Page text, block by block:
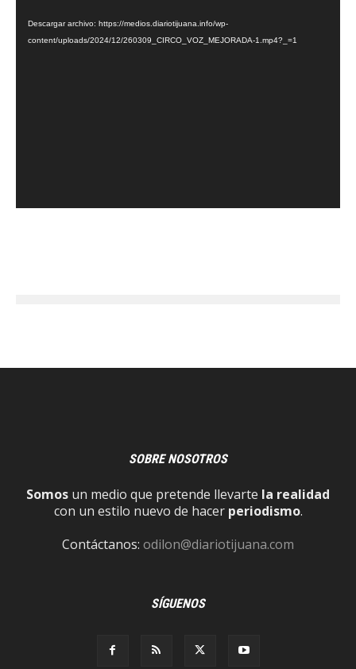
Descargar archivo: https://medios.diariotijuana.info/wp-
content/uploads/2024/12/260309_CIRCO_VOZ_MEJORADA-1.mp4?_=1
SOBRE NOSOTROS
Somos un medio que pretende llevarte la realidad
con un estilo nuevo de hacer periodismo.
Contáctanos: odilon@diariotijuana.com
SÍGUENOS